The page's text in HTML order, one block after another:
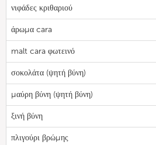
νιφάδες κριθαριού
άρωμα cara
malt cara φωτεινό
σοκολάτα (ψητή βύνη)
μαύρη βύνη (ψητή βύνη)
ξινή βύνη
πλιγούρι βρώμης